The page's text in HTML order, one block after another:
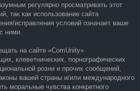
регулярно просматривать этот
так как использование сайта
исправления условий означает ваше
ними.
на сайте «ComUnity»
клеветнических, порнографических
розни и прочих сообщений,
вашей страны и/или международного
моральные чувства конкретного